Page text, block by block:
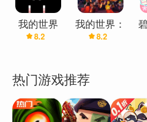
我的世界
(雾中人3)
8.2
我的世界：
地下城(虚
8.2
热门游戏推荐